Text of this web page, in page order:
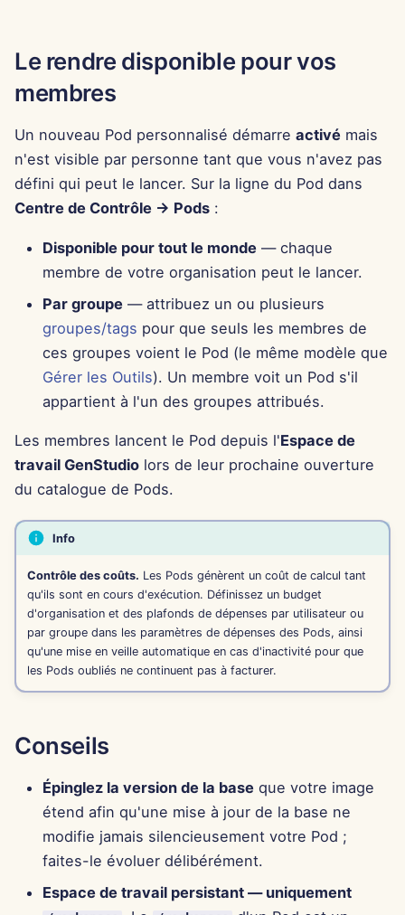
11 oct. 2024
4 oct. 2024
20 sept. 2024
6 sept. 2024
23 août 2024
16 août 2024
9 août 2024
2 août 2024
26 juil. 2024
12 juil. 2024
5 juil. 2024
28 juin 2024
21 juin 2024
30 oct. 2023
23 oct. 2023
16 oct. 2023
Le rendre disponible pour vos
membres
Un nouveau Pod personnalisé démarre activé mais
n'est visible par personne tant que vous n'avez pas
défini qui peut le lancer. Sur la ligne du Pod dans
Centre de Contrôle → Pods :
Disponible pour tout le monde— chaque
membre de votre organisation peut le lancer.
Par groupe— attribuez un ou plusieurs
groupes/tags pour que seuls les membres de
ces groupes voient le Pod (le même modèle que
Gérer les Outils). Un membre voit un Pod s'il
appartient à l'un des groupes attribués.
Les membres lancent le Pod depuis l'Espace de
travail GenStudio lors de leur prochaine ouverture
du catalogue de Pods.
Info
Contrôle des coûts. Les Pods génèrent un coût de calcul tant
qu'ils sont en cours d'exécution. Définissez un budget
d'organisation et des plafonds de dépenses par utilisateur ou
par groupe dans les paramètres de dépenses des Pods, ainsi
qu'une mise en veille automatique en cas d'inactivité pour que
les Pods oubliés ne continuent pas à facturer.
Conseils
Épinglez la version de la baseque votre image
étend afin qu'une mise à jour de la base ne
modifie jamais silencieusement votre Pod ;
faites-le évoluer délibérément.
Espace de travail persistant — uniquement